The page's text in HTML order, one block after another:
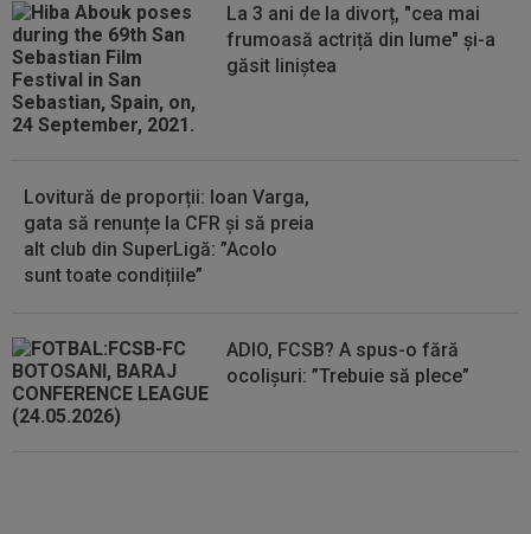
19:55
Dinamo a făcut un nou transfer! Andrei
Nicolescu: ”E peste nivelul din...
La 3 ani de la divorț, "cea mai
frumoasă actriță din lume" și-a
găsit liniștea
Lovitură de proporții: Ioan Varga,
gata să renunțe la CFR și să preia
alt club din SuperLigă: ”Acolo
sunt toate condițiile”
ADIO, FCSB? A spus-o fără
ocolișuri: ”Trebuie să plece”